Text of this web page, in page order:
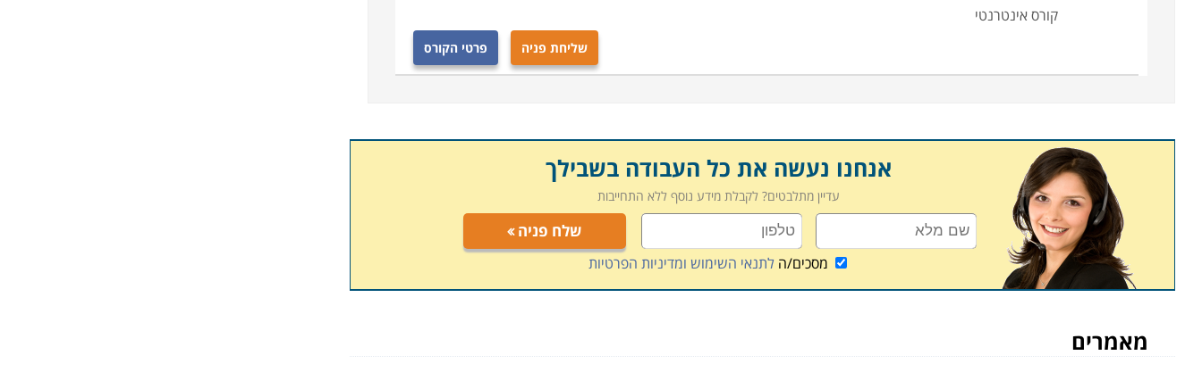
קורס אינטרנטי
שליחת פניה פרטי הקורס
אנחנו נעשה את כל העבודה בשבילך
עדיין מתלבטים? לקבלת מידע נוסף ללא התחייבות
שלח פניה
מסכים/הלתנאי השימוש ומדיניות הפרטיות
מאמרים